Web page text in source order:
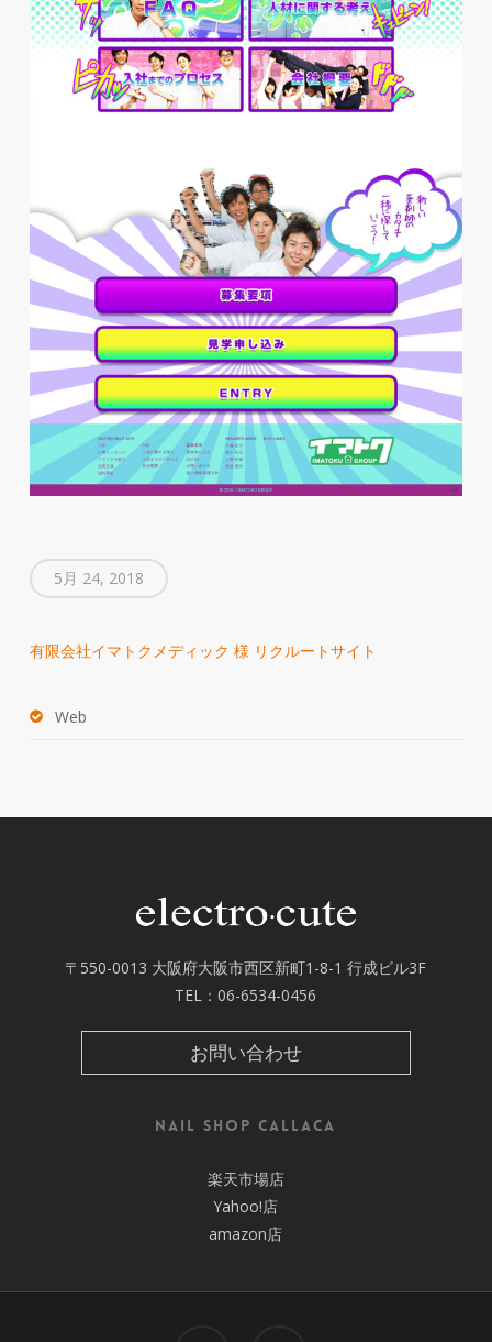
5月 24, 2018
有限会社イマトクメディック 様 リクルートサイト
Web
〒550-0013 大阪府大阪市西区新町1-8-1 行成ビル3F
TEL：06-6534-0456
お問い合わせ
nail shop callaca
楽天市場店
Yahoo!店
amazon店